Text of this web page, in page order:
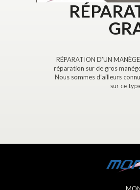
RÉPARATION D’UN
réparation sur de gros
Nous sommes d’ailleurs
sur ce